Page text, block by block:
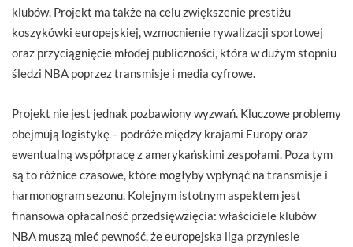
klubów. Projekt ma także na celu zwiększenie prestiżu
koszykówki europejskiej, wzmocnienie rywalizacji sportowej
oraz przyciągnięcie młodej publiczności, która w dużym stopniu
śledzi NBA poprzez transmisje i media cyfrowe.
Projekt nie jest jednak pozbawiony wyzwań. Kluczowe problemy
obejmują logistykę – podróże między krajami Europy oraz
ewentualną współpracę z amerykańskimi zespołami. Poza tym
są to różnice czasowe, które mogłyby wpłynąć na transmisje i
harmonogram sezonu. Kolejnym istotnym aspektem jest
finansowa opłacalność przedsięwzięcia: właściciele klubów
NBA muszą mieć pewność, że europejska liga przyniesie